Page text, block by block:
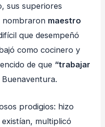
sus superiores
nombraron maestro
que desempeñó
como cocinero y
de que “trabajar
prodigios: hizo
multiplicó